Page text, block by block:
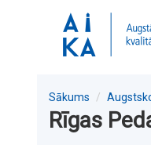
Sākums
Rīgas